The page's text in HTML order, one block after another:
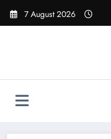
Vai
7 August 2026